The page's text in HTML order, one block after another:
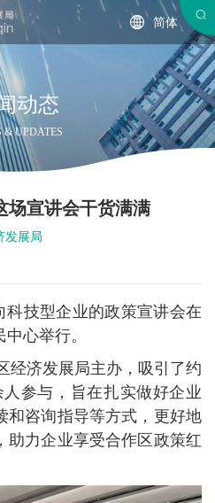
简体
动态
& UPDATES
场宣讲会干货满满
发展局
技型企业的政策宣讲会在
心举行。
济发展局主办，吸引了约
参与，旨在扎实做好企业
和咨询指导等方式，更好地
助力企业享受合作区政策红